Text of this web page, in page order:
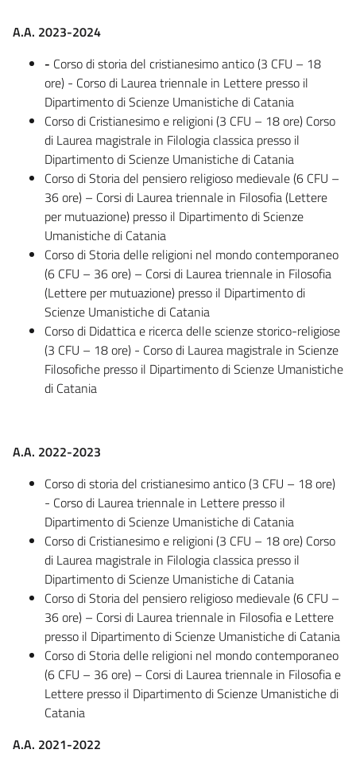
A.A. 2023-2024
- Corso di storia del cristianesimo antico (3 CFU – 18
ore) - Corso di Laurea triennale in Lettere presso il
Dipartimento di Scienze Umanistiche di Catania
Corso di Cristianesimo e religioni (3 CFU – 18 ore) Corso
di Laurea magistrale in Filologia classica presso il
Dipartimento di Scienze Umanistiche di Catania
Corso di Storia del pensiero religioso medievale (6 CFU –
36 ore) – Corsi di Laurea triennale in Filosofia (Lettere
per mutuazione) presso il Dipartimento di Scienze
Umanistiche di Catania
Corso di Storia delle religioni nel mondo contemporaneo
(6 CFU – 36 ore) – Corsi di Laurea triennale in Filosofia
(Lettere per mutuazione) presso il Dipartimento di
Scienze Umanistiche di Catania
Corso di Didattica e ricerca delle scienze storico-religiose
(3 CFU – 18 ore) - Corso di Laurea magistrale in Scienze
Filosofiche presso il Dipartimento di Scienze Umanistiche
di Catania
A.A. 2022-2023
Corso di storia del cristianesimo antico (3 CFU – 18 ore)
- Corso di Laurea triennale in Lettere presso il
Dipartimento di Scienze Umanistiche di Catania
Corso di Cristianesimo e religioni (3 CFU – 18 ore) Corso
di Laurea magistrale in Filologia classica presso il
Dipartimento di Scienze Umanistiche di Catania
Corso di Storia del pensiero religioso medievale (6 CFU –
36 ore) – Corsi di Laurea triennale in Filosofia e Lettere
presso il Dipartimento di Scienze Umanistiche di Catania
Corso di Storia delle religioni nel mondo contemporaneo
(6 CFU – 36 ore) – Corsi di Laurea triennale in Filosofia e
Lettere presso il Dipartimento di Scienze Umanistiche di
Catania
A.A. 2021-2022